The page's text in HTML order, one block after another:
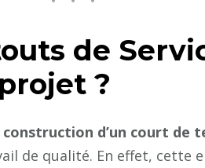
de
?
construction d’un court de
de qualité. En effet, cette